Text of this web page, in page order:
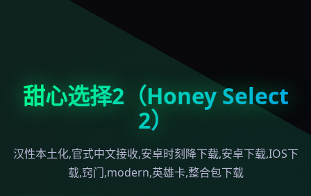
甜心选择2（Honey Select
2）
汉性本土化,官式中文接收,安卓时刻降下载,安卓下载,IOS下
载,窍门,modern,英雄卡,整合包下载